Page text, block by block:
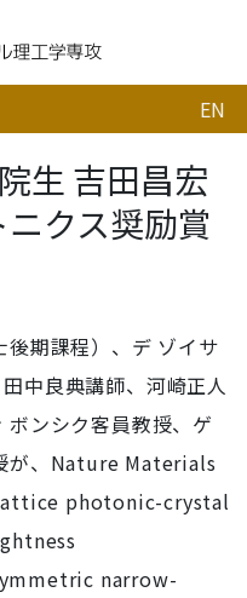
EN
生 吉田昌宏
クス奨励賞
期課程）、デ ゾイサ
中良典講師、河崎正人
ンシク客員教授、ゲ
が、Nature Materials
photonic-crystal
narrow-